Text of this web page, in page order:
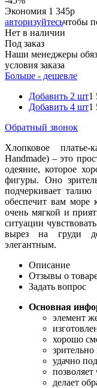
Экономия 1 345р
авторизуйтесьчтобы
Нет в наличии
Под заказ
Наши менеджеры
условия заказа
Больше - дешевле
Добавить 2 шт1
Добавить 4 шт1
Обратный звонок
Хлопковое
Handmade) – это
одеяние, которое
фигуры. Оно
подчеркивает
обеспечит вам море
очень мягкой и
ситуации
вырез на груди
элегантным.
Описание
Отзывы о
Задать вопрос
Основная
элемент
хорошо
зрительно
удачно
позволяет
делает